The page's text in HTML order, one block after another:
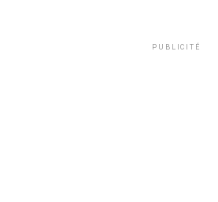
PUBLICITÉ